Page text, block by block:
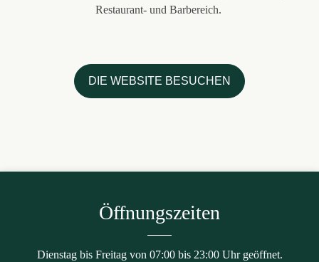
Restaurant- und Barbereich.
DIE WEBSITE BESUCHEN
Öffnungszeiten
Dienstag bis Freitag von 07:00 bis 23:00 Uhr geöffnet.